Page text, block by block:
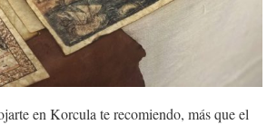
en Korcula te recomiendo, más que el